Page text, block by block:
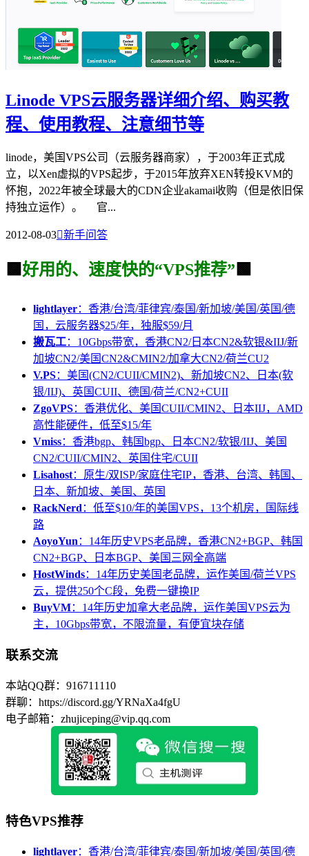
Linode VPS云服务器详细介绍、购买教
程、使用教程、注意细节等
linode，美国VPS公司（云服务器商家），于2003年正式成
立，以Xen虚拟的VPS起步，于2015年放弃XEN转投KVM的
怀抱，2022年被全球最大的CDN企业akamai收购（但是依旧保
持独立运作）。 官...
2012-08-03新手问答
🟩 好用的、速度快的“VPS推荐” 🟩
lightlayer：香港/台湾/菲律宾/泰国/新加坡/美国/英国/德
国，云服务器$25/年，独服$59/月
搬瓦工：10Gbps带宽，香港CN2/日本CN2&软银&IIJ/新
加坡CN2/美国CN2&CMIN2/加拿大CN2/荷兰CU2
V.PS：美国(CN2/CUII/CMIN2)、新加坡CN2、日本(软
银/IIJ)、英国CUII、德国/荷兰/CN2+CUII
ZgoVPS：香港优化、美国CUII/CMIN2、日本IIJ，AMD
高性能硬件，低至$15/年
Vmiss：香港bgp、韩国bgp、日本CN2/软银/IIJ、美国
CN2/CUII/CMIN2、英国住宅/CUII
Lisahost：原生/双ISP/家庭住宅IP，香港、台湾、韩国、
日本、新加坡、美国、英国
RackNerd ：低至$10/年的美国VPS，13个机房，国际线
路
AoyoYun ：14年历史VPS老品牌，香港CN2+BGP、韩国
CN2+BGP、日本BGP、美国三网全高端
HostWinds：14年历史美国老品牌，运作美国/荷兰VPS
云，提供250个C段，免费一键换IP
BuyVM：14年历史加拿大老品牌，运作美国VPS云为
主，10Gbps带宽，不限流量，有便宜块存储
联系交流
本站QQ群：916711110
群聊：https://discord.gg/YRNaXa4fgU
电子邮箱：zhujiceping@vip.qq.com
特色VPS推荐
lightlayer：香港/台湾/菲律宾/泰国/新加坡/美国/英国/德